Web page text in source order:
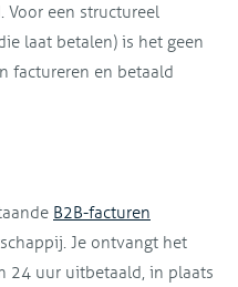
Voor een structureel
laat betalen) is het geen
factureren en betaald
B2B-facturen
Je ontvangt het
24 uur uitbetaald, in plaats